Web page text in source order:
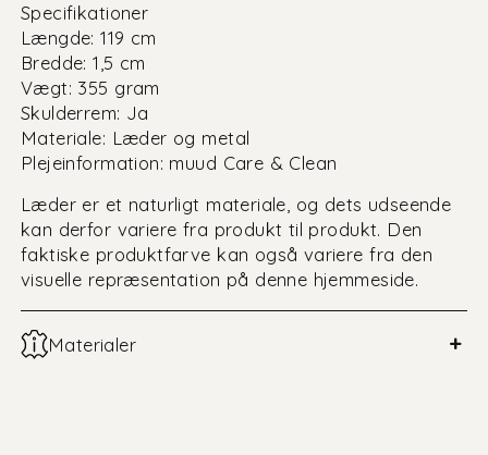
Specifikationer
Længde: 119 cm
Bredde: 1,5 cm
Vægt: 355 gram
Skulderrem: Ja
Materiale: Læder og metal
Plejeinformation: muud Care & Clean
Læder er et naturligt materiale, og dets udseende
kan derfor variere fra produkt til produkt. Den
faktiske produktfarve kan også variere fra den
visuelle repræsentation på denne hjemmeside.
Materialer +